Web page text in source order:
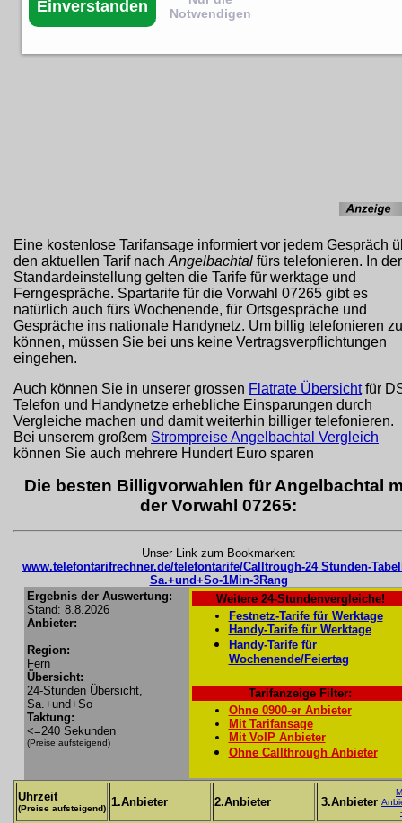
Eine kostenlose Tarifansage informiert vor jedem Gespräch
den aktuellen Tarif nach Angelbachtal fürs telefonieren. In der
Standardeinstellung gelten die Tarife für werktage und
Ferngespräche. Spartarife für die Vorwahl 07265 gibt es
natürlich auch fürs Wochenende, für Ortsgespräche und
Gespräche ins nationale Handynetz. Um billig telefonieren zu
können, müssen Sie bei uns keine Vertragsverpflichtungen
eingehen.
Auch können Sie in unserer grossen Flatrate Übersichtfür
Telefon und Handynetze erhebliche Einsparungen durch
Vergleiche machen und damit weiterhin billiger telefonieren.
Bei unserem großem Strompreise Angelbachtal Vergleich
können Sie auch mehrere Hundert Euro sparen
Die besten Billigvorwahlen für Angelbachtal
der Vorwahl 07265:
Unser Link zum Bookmarken:
www.telefontarifrechner.de/telefontarife/Calltrough-24 Stunden-
Sa.+und+So-1Min-3Rang
Ergebnis der Auswertung:
Stand: 8.8.2026
Anbieter:
Region:
Fern
Übersicht:
24-Stunden Übersicht,
Sa.+und+So
Taktung:
<=240 Sekunden
(Preise aufsteigend)
Weitere 24-Stundenvergleiche!
Festnetz-Tarife für Werktage
Handy-Tarife für Werktage
Handy-Tarife für
Wochenende/Feiertag
Tarifanzeige Filter:
Ohne 0900-er Anbieter
Mit Tarifansage
Mit VoIP Anbieter
Ohne Callthrough Anbieter
Uhrzeit
(Preise aufsteigend) 1.Anbieter 2.Anbieter 3.Anbieter
Einverstanden
Notwendigen